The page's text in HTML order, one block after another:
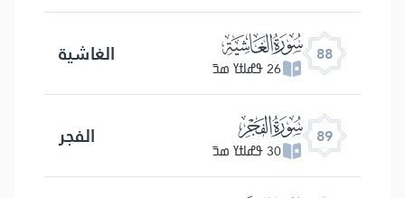
88 ﰅ
26 ߟߝߊߙߌ ߘߏ߫ الغاشیة
89 ﰆ
30 ߟߝߊߙߌ ߘߏ߫ الفجر